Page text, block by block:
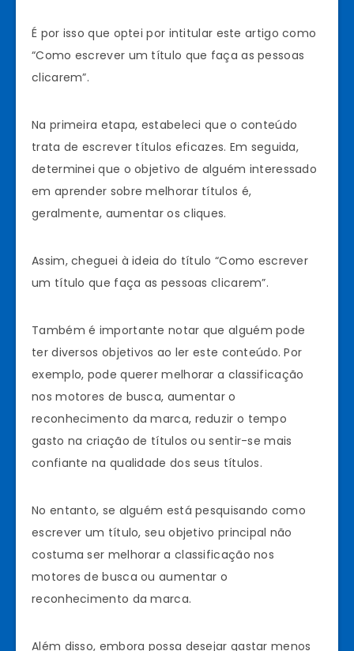
É por isso que optei por intitular este artigo como
“Como escrever um título que faça as pessoas
clicarem”.
Na primeira etapa, estabeleci que o conteúdo
trata de escrever títulos eficazes. Em seguida,
determinei que o objetivo de alguém interessado
em aprender sobre melhorar títulos é,
geralmente, aumentar os cliques.
Assim, cheguei à ideia do título “Como escrever
um título que faça as pessoas clicarem”.
Também é importante notar que alguém pode
ter diversos objetivos ao ler este conteúdo. Por
exemplo, pode querer melhorar a classificação
nos motores de busca, aumentar o
reconhecimento da marca, reduzir o tempo
gasto na criação de títulos ou sentir-se mais
confiante na qualidade dos seus títulos.
No entanto, se alguém está pesquisando como
escrever um título, seu objetivo principal não
costuma ser melhorar a classificação nos
motores de busca ou aumentar o
reconhecimento da marca.
Além disso, embora possa desejar gastar menos